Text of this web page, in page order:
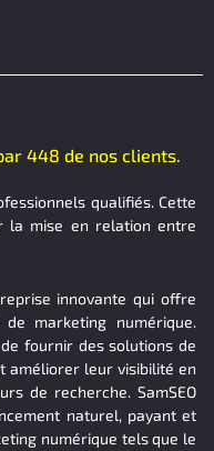
448 de nos clients.
qualifiés. Cette
la mise en relation entre
innovante qui offre
marketing numérique.
fournir des solutions de
améliorer leur visibilité en
de recherche. SamSEO
naturel, payant et
numérique tels que le